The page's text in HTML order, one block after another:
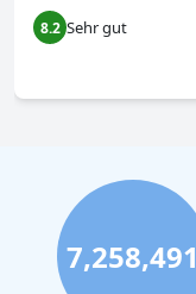
8.2 Sehr gut
7,258,491